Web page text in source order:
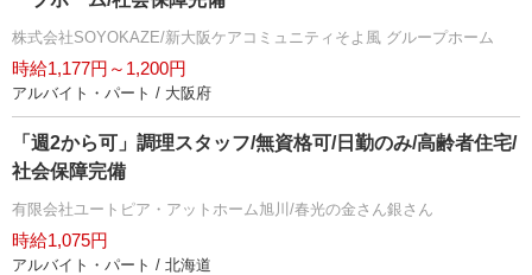
株式会社SOYOKAZE/新大阪ケアコミュニティそよ風 グループホーム
時給1,177円～1,200円
アルバイト・パート / 大阪府
「週2から可」調理スタッフ/無資格可/日勤のみ/高齢者住宅/
社会保障完備
有限会社ユートピア・アットホーム旭川/春光の金さん銀さん
時給1,075円
アルバイト・パート / 北海道